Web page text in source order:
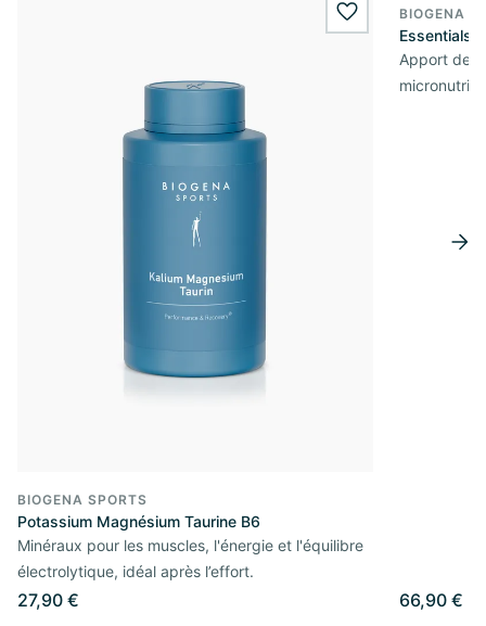
wishlist.add
BIOGENA SPORTS
Potassium Magnésium Taurine B6
Minéraux pour les muscles, l'énergie et l'équilibre
électrolytique, idéal après l’effort.
27,90 €
BIOGENA
Essentials
Apport de
66,90 €